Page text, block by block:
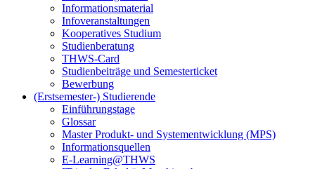
Informationsmaterial
Infoveranstaltungen
Kooperatives Studium
Studienberatung
THWS-Card
Studienbeiträge und Semesterticket
Bewerbung
(Erstsemester-) Studierende
Einführungstage
Glossar
Master Produkt- und Systementwicklung (MPS)
Informationsquellen
E-Learning@THWS